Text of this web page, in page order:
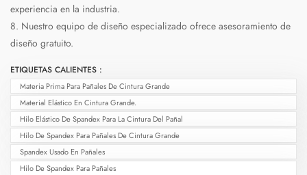
experiencia en la industria.
8. Nuestro equipo de diseño especializado ofrece asesoramiento de
diseño gratuito.
ETIQUETAS CALIENTES :
Materia Prima Para Pañales De Cintura Grande
Material Elástico En Cintura Grande.
Hilo Elástico De Spandex Para La Cintura Del Pañal
Hilo De Spandex Para Pañales De Cintura Grande
Spandex Usado En Pañales
Hilo De Spandex Para Pañales